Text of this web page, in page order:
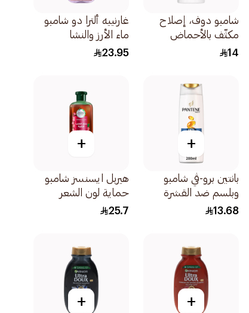
شامبو دوف، إصلاح
مكثّف بالأحماض
الأمينية، 200مل
14
غارنييه ألترا دو شامبو
ماء الأرز والنشا
400مل
23.95
+
بانتين برو-ڤي شامبو
وبلسم ضد القشرة
2في1 200مل
13.68
+
هيربل ايسنسز شامبو
حماية لون الشعر
المصبوغ ببذور العنب
25.7
+
+